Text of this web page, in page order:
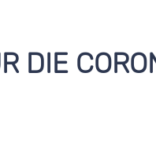
DIE